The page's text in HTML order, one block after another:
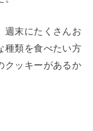
週末にたくさんお
種類を食べたい方
クッキーがあるか